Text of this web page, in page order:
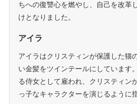
ちへの復讐心を燃やし、自己を改革
けとなりました。
アイラ
アイラはクリスティンが保護した猫
い金髪をツインテールにしています
る侍女として雇われ、クリスティン
っ子なキャラクターを演じるように